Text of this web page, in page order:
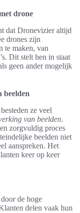
drone
dat Dronevizier altijd
drones zijn
te maken, van
Dit stelt hen in staat
geen ander mogelijk
beelden
ze veel
van beelden.
zorgvuldig proces
beelden niet
aanspreken. Het
keer op keer
de hoge
delen vaak hun